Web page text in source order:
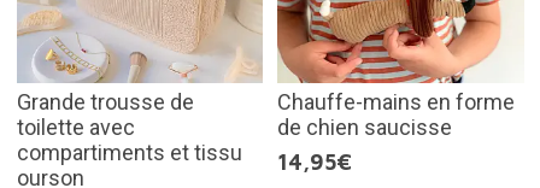
Grande trousse de
toilette avec
compartiments et tissu
ourson
Chauffe-mains en forme
de chien saucisse
14,95€